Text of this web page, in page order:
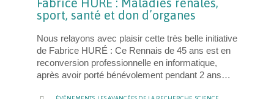
sport, santé et don d’organes
Nous relayons avec plaisir cette très belle initiative
de Fabrice HURÉ : Ce Rennais de 45 ans est en
reconversion professionnelle en informatique,
après avoir porté bénévolement pendant 2 ans…
CATEGORY